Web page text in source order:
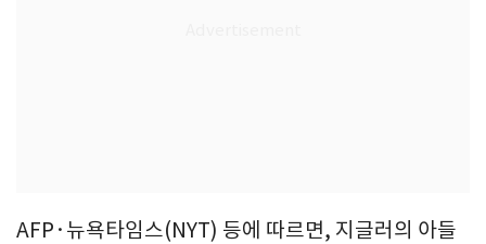
AFP·뉴욕타임스(NYT) 등에 따르면, 지글러의 아들